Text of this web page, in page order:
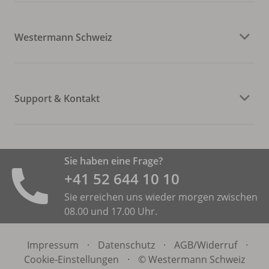
Westermann Schweiz
Support & Kontakt
Sie haben eine Frage?
+41 52 644 10 10
Sie erreichen uns wieder morgen zwischen
08.00 und 17.00 Uhr.
Impressum · Datenschutz · AGB/Widerruf
·
Cookie-Einstellungen
· © Westermann Schweiz